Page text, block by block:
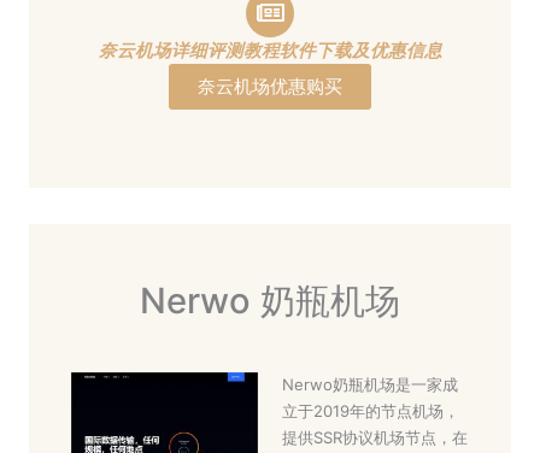
奈云机场详细评测教程软件下载及优惠信息
奈云机场优惠购买
Nerwo 奶瓶机场
Nerwo奶瓶机场是一家成
立于2019年的节点机场，
提供SSR协议机场节点，在